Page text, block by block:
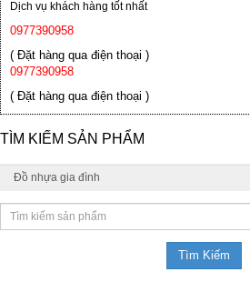
Dịch vụ khách hàng tốt nhất
0977390958
( Đặt hàng qua điện thoại )
0977390958
( Đặt hàng qua điện thoại )
TÌM KIẾM SẢN PHẨM